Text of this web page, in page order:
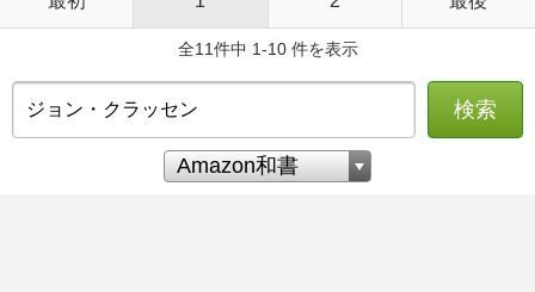
全11件中 1-10 件を表示
検索